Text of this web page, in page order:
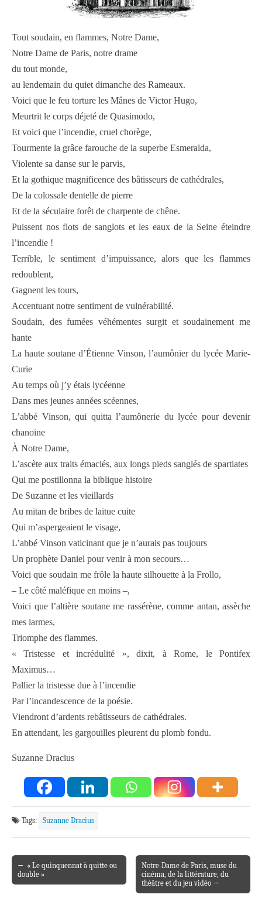
Tout soudain, en flammes, Notre Dame,
Notre Dame de Paris, notre drame
du tout monde,
au lendemain du quiet dimanche des Rameaux.
Voici que le feu torture les Mânes de Victor Hugo,
Meurtrit le corps déjeté de Quasimodo,
Et voici que l’incendie, cruel chorège,
Tourmente la grâce farouche de la superbe Esmeralda,
Violente sa danse sur le parvis,
Et la gothique magnificence des bâtisseurs de cathédrales,
De la colossale dentelle de pierre
Et de la séculaire forêt de charpente de chêne.
Puissent nos flots de sanglots et les eaux de la Seine éteindre
l’incendie !
Terrible, le sentiment d’impuissance, alors que les flammes
redoublent,
Gagnent les tours,
Accentuant notre sentiment de vulnérabilité.
Soudain, des fumées véhémentes surgit et soudainement me
hante
La haute soutane d’Étienne Vinson, l’aumônier du lycée Marie-
Curie
Au temps où j’y étais lycéenne
Dans mes jeunes années scéennes,
L’abbé Vinson, qui quitta l’aumônerie du lycée pour devenir
chanoine
À Notre Dame,
L’ascète aux traits émaciés, aux longs pieds sanglés de spartiates
Qui me postillonna la biblique histoire
De Suzanne et les vieillards
Au mitan de bribes de laitue cuite
Qui m’aspergeaient le visage,
L’abbé Vinson vaticinant que je n’aurais pas toujours
Un prophète Daniel pour venir à mon secours…
Voici que soudain me frôle la haute silhouette à la Frollo,
– Le côté maléfique en moins –,
Voici que l’altière soutane me rassérène, comme antan, assèche
mes larmes,
Triomphe des flammes.
« Tristesse et incrédulité », dixit, à Rome, le Pontifex
Maximus…
Pallier la tristesse due à l’incendie
Par l’incandescence de la poésie.
Viendront d’ardents rebâtisseurs de cathédrales.
En attendant, les gargouilles pleurent du plomb fondu.
Suzanne Dracius
Tags: Suzanne Dracius
Post navigation
← « Le quinquennat à quitte ou
double »
Notre-Dame de Paris, muse du
cinéma, de la littérature, du
théâtre et du jeu vidéo →